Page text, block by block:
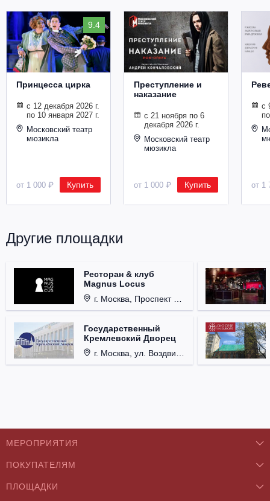
9.4
Принцесса цирка
с 12 декабря 2026 г.
по 10 января 2027 г.
Московский театр
мюзикла
от 1 000 ₽ Купить
Преступление и
наказание
с 21 ноября по 6
декабря 2026 г.
Московский театр
мюзикла
от 1 000 ₽ Купить
с
от 1
Другие площадки
Ресторан & клуб
Magnus Locus
г. Москва, Проспект Мира, д. 12, стр. 9.
Государственный
Кремлевский Дворец
г. Москва, ул. Воздвиженка, д. 1, Кремль.
МЕРОПРИЯТИЯ
Концерты
Классика
ПОКУПАТЕЛЯМ
О нас
ПЛОЩАДКИ